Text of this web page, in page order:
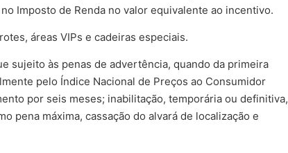
Imposto de Renda no valor equivalente ao incentivo.
áreas VIPs e cadeiras especiais.
sujeito às penas de advertência, quando da primeira
pelo Índice Nacional de Preços ao Consumidor
por seis meses; inabilitação, temporária ou definitiva,
pena máxima, cassação do alvará de localização e